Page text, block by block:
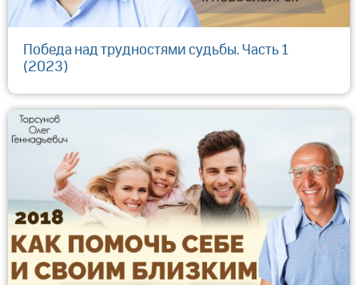
Победа над трудностями судьбы. Часть 1
(2023)